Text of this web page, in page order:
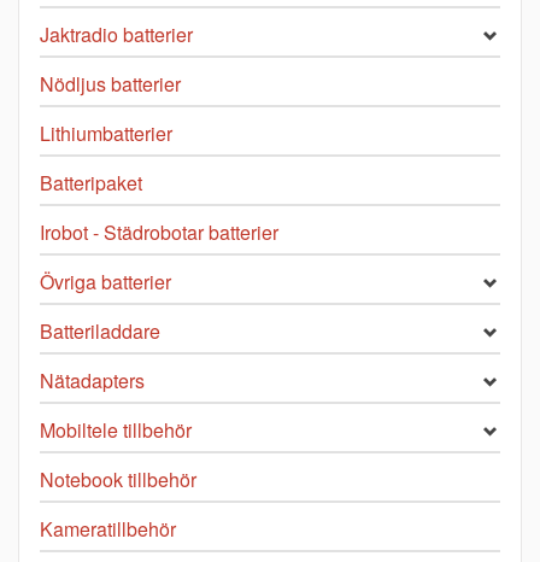
Jaktradio batterier
Nödljus batterier
Lithiumbatterier
Batteripaket
Irobot - Städrobotar batterier
Övriga batterier
Batteriladdare
Nätadapters
Mobiltele tillbehör
Notebook tillbehör
Kameratillbehör